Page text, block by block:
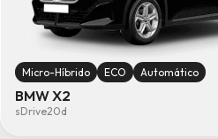
Micro-Híbrido ECO Automático
BMW X2
sDrive20d